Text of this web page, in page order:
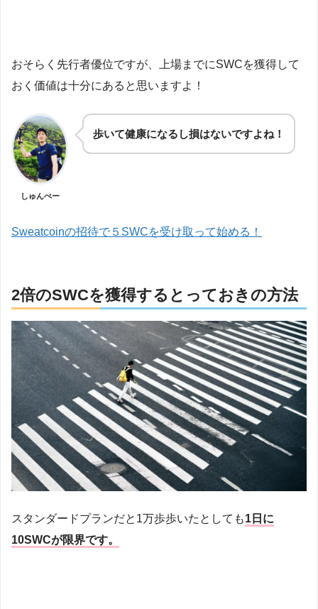
おそらく先行者優位ですが、上場までにSWCを獲得して
おく価値は十分にあると思いますよ！
しゅんぺー
歩いて健康になるし損はないですよね！
Sweatcoinの招待で５SWCを受け取って始める！
2倍のSWCを獲得するとっておきの方法
スタンダードプランだと1万歩歩いたとしても1日に
10SWCが限界です。